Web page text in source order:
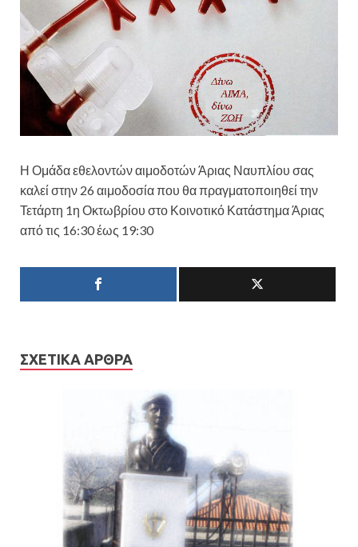
Η Ομάδα εθελοντών αιμοδοτών Άριας Ναυπλίου σας
καλεί στην 26 αιμοδοσία που θα πραγματοποιηθεί την
Τετάρτη 1η Οκτωβρίου στο Κοινοτικό Κατάστημα Άριας
από τις 16:30 έως 19:30
ΣΧΕΤΙΚΆ ΆΡΘΡΑ